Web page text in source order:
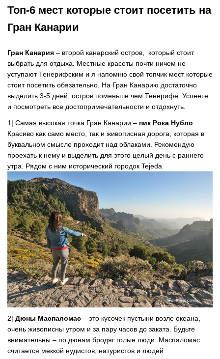
Топ-6 мест которые стоит посетить на
Гран Канарии
Гран Канария – второй канарский остров, который стоит
выбрать для отдыха. Местные красоты почти ничем не
уступают Тенерифским и я напомню свой топчик мест которые
стоит посетить обязательно. На Гран Канарию достаточно
выделить 3-5 дней, остров поменьше чем Тенерифе. Успеете
и посмотреть все достопримечательности и отдохнуть.
1| Самая высокая точка Гран Канарии – пик Рока Нубло
Красиво как само место, так и живописная дорога, которая в
буквальном смысле проходит над облаками. Рекомендую
проехать к нему и выделить для этого целый день с раннего
утра. Рядом с ним исторический городок Tejeda
2| Дюны Маспаломас – это кусочек пустыни возле океана,
очень живописны утром и за пару часов до заката. Будьте
внимательны – по дюнам бродяг голые люди. Маспаломас
считается меккой нудистов, натуристов и людей